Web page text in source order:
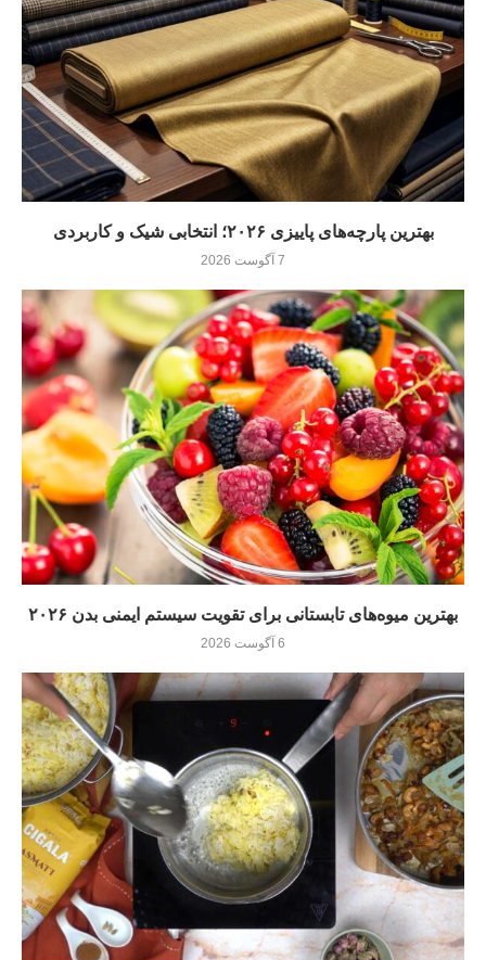
بهترین پارچه‌های پاییزی ۲۰۲۶؛ انتخابی شیک و کاربردی
7 آگوست 2026
بهترین میوه‌های تابستانی برای تقویت سیستم ایمنی بدن ۲۰۲۶
6 آگوست 2026